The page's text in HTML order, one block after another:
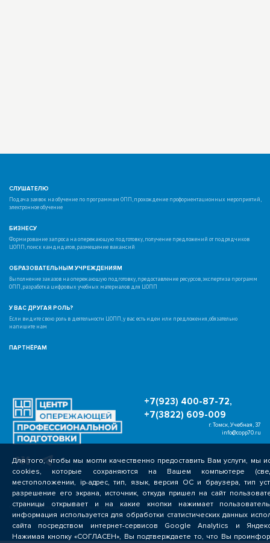
СЛУШАТЕЛЮ
Подача заявок на обучение по программам ОПП, прохождение профориентационных мероприятий,
электронное обучение
БИЗНЕСУ
Формирование запроса на опережающую подготовку, получение предложений от подрядчиков
ЦОПП, поиск кандидатов, размещение вакансий
ОБРАЗОВАТЕЛЬНЫМ УЧРЕЖДЕНИЯМ
Выполнение заказов на опережающую подготовку, предоставление ресурсов, экспертиза программ
ОПП, разработка цифровых учебных материалов для ЦОПП
У ВАС ДРУГАЯ РОЛЬ?
Если видите свою роль в деятельности ЦОПП, у вас есть идеи или предложения, обязательно
напишите нам
ПАРТНЁРАМ
+7(923) 400-87-72,
+7(3822) 609-009
г. Томск, Учебная, 37
info@copp70.ru
© Центр опережающей профессиональной подготовки 2026 г.
Для того, чтобы мы могли качественно предоставить Вам услуги, мы
cookies, которые сохраняются на Вашем компьютере
местоположении, ip-адрес, тип, язык, версия ОС и браузера, тип
разрешение его экрана, источник, откуда пришел на сайт
страницы открывает и на какие кнопки нажимает
информация используется для обработки статистических данных
сайта посредством интернет-сервисов Google Analytics и
Нажимая кнопку «СОГЛАСЕН», Вы подтверждаете то, что Вы